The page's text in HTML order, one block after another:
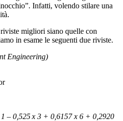
Infatti, volendo stilare una
migliori siano quelle con
in esame le seguenti due riviste.
Engineering)
– 0,525x 3 + 0,6157 x 6 + 0,2920